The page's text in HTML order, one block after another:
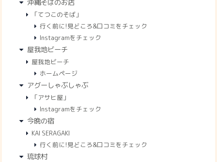
沖縄そばのお店
「てつこのそば」
行く前に!見どころ&口コミをチェック
Instagramをチェック
屋我地ビーチ
屋我地ビーチ
ホームページ
アグーしゃぶしゃぶ
「アサヒ屋」
Instagramをチェック
今晩の宿
KAI SERAGAKI
行く前に!見どころ&口コミをチェック
琉球村